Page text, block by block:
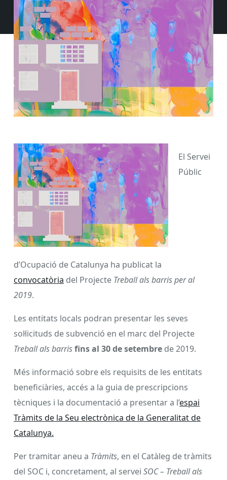
El Servei
Públic
d’Ocupació de Catalunya ha publicat la
convocatòria del Projecte Treball als barris per al
2019.
Les entitats locals podran presentar les seves
sol·licituds de subvenció en el marc del Projecte
Treball als barrisfins al 30 de setembre de 2019.
Més informació sobre els requisits de les entitats
beneficiàries, accés a la guia de prescripcions
tècniques i la documentació a presentar a l’espai
Tràmits de la Seu electrònica de la Generalitat de
Catalunya.
Per tramitar aneu a Tràmits, en el Catàleg de tràmits
del SOC i, concretament, al servei SOC – Treball als